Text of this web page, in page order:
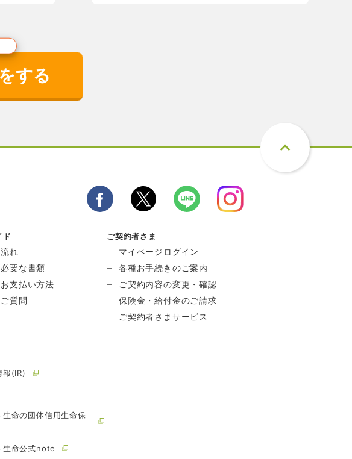
する
ド
れ
要な書類
支払い方法
質問
ご契約者さま
マイページログイン
各種お手続きのご案内
ご契約内容の変更・確認
保険金・給付金のご請求
ご契約者さまサービス
報(IR)
生命の団体信用生命保
生命公式note